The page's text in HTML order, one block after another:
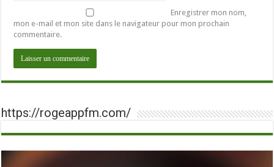
Enregistrer mon nom,
mon e-mail et mon site dans le navigateur pour mon prochain
commentaire.
https://rogeappfm.com/